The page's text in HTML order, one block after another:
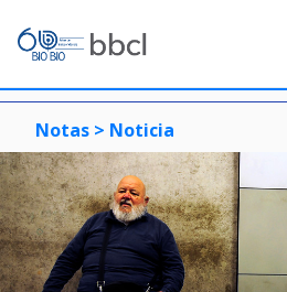
Notas > Noticia